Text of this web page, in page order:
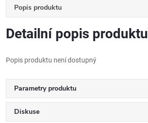
Popis produktu
Detailní popis produktu
Popis produktu není dostupný
Parametry produktu
Diskuse